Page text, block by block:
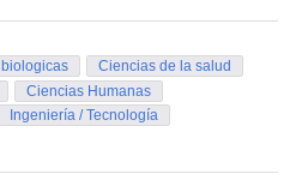
Ciencias de la salud
Ciencias Humanas
Ingeniería / Tecnología